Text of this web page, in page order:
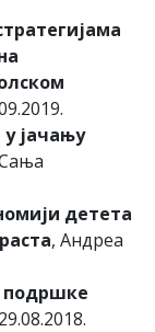
јачању
детета
, Андреа
подршке